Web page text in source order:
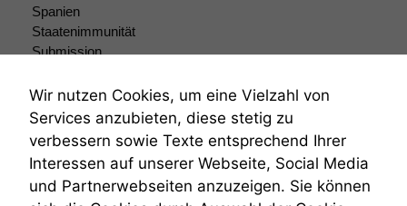
Spanien
Staatenimmunität
Submission
Teilungsklage
Venezuela
VRK
Wiederherstellungsanordnung
Zivilprozessordnung
ZPO
Wir nutzen Cookies, um eine Vielzahl von
Services anzubieten, diese stetig zu
verbessern sowie Texte entsprechend Ihrer
Interessen auf unserer Webseite, Social Media
und Partnerwebseiten anzuzeigen. Sie können